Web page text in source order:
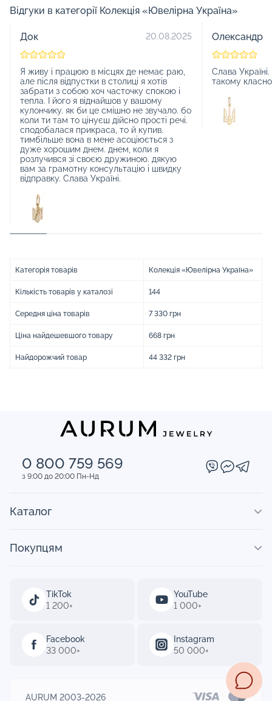
Відгуки в категорії Колекція «Ювелірна Україна»
Док 20.08.2025
Я живу і працюю в місцях де немає раю,
але після відпустки в столиці я хотів
забрати з собою хоч часточку спокою і
тепла. І його я віднайшов у вашому
кулончику. як би це смішно не звучало. бо
коли ти там то цінуєш дійсно прості речі.
сподобалася прикраса, то й купив.
тимбільше вона в мене асоціюється з
дуже хорошим днем. днем, коли я
розлучився зі своєю дружиною. дякую
вам за грамотну консультацію і швидку
відправку. Слава Україні.
Олександр
Слава
такому
Категорія товарів Колекція «Ювелірна Україна»
Кількість товарів у каталозі 144
Середня ціна товарів 7 330 грн
Ціна найдешевшого товару 668 грн
Найдорожчий товар 44 332 грн
0 800 759 569
з 9:00 до 20:00 Пн-Нд
TikTok
1 200+
YouTube
1 000+
Facebook
33 000+
Instagram
50 000+
Каталог
Покупцям
AURUM 2003-2026